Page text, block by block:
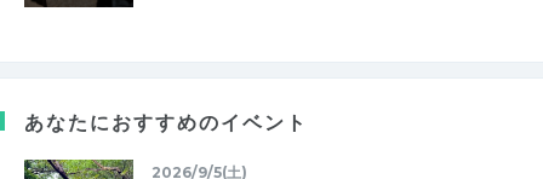
あなたにおすすめのイベント
2026/9/5(土)